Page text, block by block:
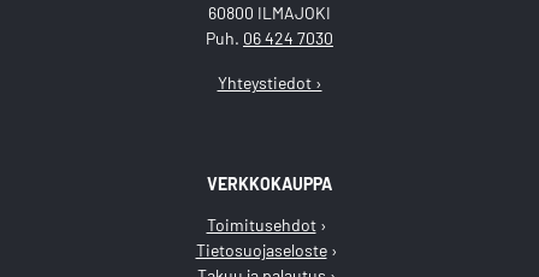
60800 ILMAJOKI
Puh. 06 424 7030
Yhteystiedot ›
VERKKOKAUPPA
Toimitusehdot
Tietosuojaseloste